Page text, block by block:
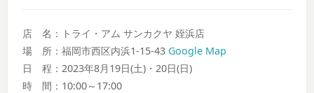
店 名：トライ・アム サンカクヤ 姪浜店
場 所：福岡市西区内浜1-15-43 Google Map
日 程：2023年8月19日(土)・20日(日)
時 間：10:00～17:00